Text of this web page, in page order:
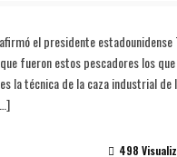
el presidente estadounidense
fueron estos pescadores los
la técnica de la caza industrial de
498